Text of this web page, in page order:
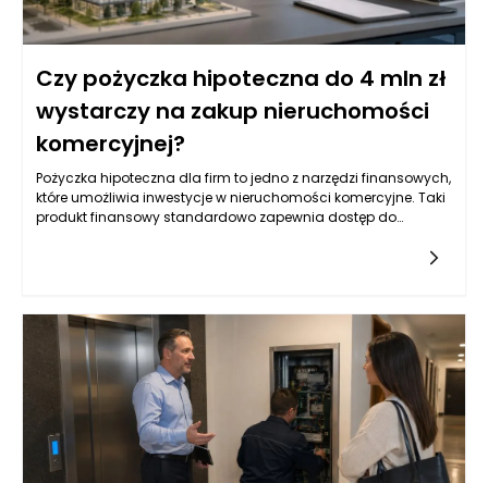
Czy pożyczka hipoteczna do 4 mln zł
wystarczy na zakup nieruchomości
komercyjnej?
Pożyczka hipoteczna dla firm to jedno z narzędzi finansowych,
które umożliwia inwestycje w nieruchomości komercyjne. Taki
produkt finansowy standardowo zapewnia dostęp do
komercyjnych. Na rynku istnieje wiele różnych ofert, które mogą
różnić się pod względem oprocentowania, okresu spłaty oraz
wymaganych zabezpieczeń. Kluczowym aspektem dla firm
jest również analiza warunków umowy oraz kosztów
dodatkowych związanych z pozyskiwaniem takiego
finansowania. Przed podjęciem decyzji o wyborze
odpowiedniej pożyczki hipotecznej, warto przeanalizować
wszystkie dostępne opcje i zrozumieć, jakie obowiązki i
zobowiązania będą się wiązać z zaciągnięciem takiego